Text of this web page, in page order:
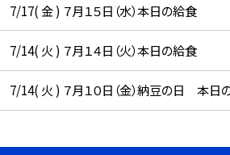
7/17( 金 ) ７月１５日（水）本日の給食
7/14( 火 ) ７月１４日（火）本日の給食
7/14( 火 ) ７月１０日（金）納豆の日 本日